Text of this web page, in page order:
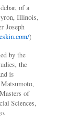
of a
Illinois,
Joseph
)
by the
the
is
of
Sciences,